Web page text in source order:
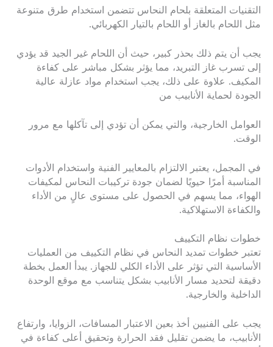
التقنيات المتعلقة بلحام النحاس تتضمن استخدام طرق متنوعة
مثل اللحام بالغاز أو اللحام بالتيار الكهربائي.
يجب أن يتم ذلك بحذر كبير، حيث أن اللحام غير الجيد قد يؤدي
إلى تسرب غاز التبريد، مما يؤثر بشكل مباشر على كفاءة
المكيف. علاوة على ذلك، يجب استخدام مواد عازلة عالية
الجودة لحماية الأنابيب من
العوامل الخارجية، والتي يمكن أن تؤدي إلى تآكلها مع مرور
الوقت.
في المجمل، يعتبر الالتزام بالمعايير الفنية واستخدام الأدوات
المناسبة أمرًا حيويًا لضمان جودة تركيبات النحاس لمكيفات
الهواء، مما يسهم في الحصول على مستوى عالٍ من الأداء
والكفاءة الاستهلاكية.
خطوات نظام التكييف
تعتبر خطوات تمديد النحاس في نظام التكييف من العمليات
الأساسية التي تؤثر على الأداء الكلي للجهاز. يبدأ العمل بخطة
دقيقة لتحديد مسار الأنابيب بشكل يتناسب مع موقع الوحدة
الداخلية والخارجية.
يجب على الفنيين أخذ بعين الاعتبار المسافات، الزوايا، وارتفاع
الأنابيب، ما يضمن تقليل فقد الحرارة وتحقيق أعلى كفاءة في